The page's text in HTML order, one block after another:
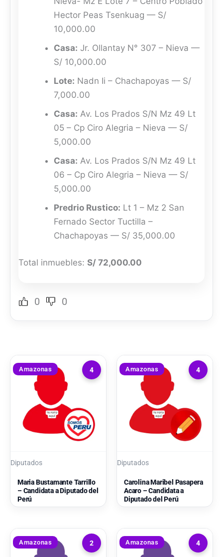
Hector Peas Tsenkuag — S/
10,000.00
Casa: Jr. Ollantay N° 307 – Nieva —
S/ 10,000.00
Lote: Nadn Ii – Chachapoyas — S/
7,000.00
Casa: Av. Los Prados S/N Mz 49 Lt
05 – Cp Ciro Alegria – Nieva — S/
5,000.00
Casa: Av. Los Prados S/N Mz 49 Lt
06 – Cp Ciro Alegria – Nieva — S/
5,000.00
Predrio Rustico: Lt 1 – Mz 2 San
Fernado Sector Tuctilla –
Chachapoyas — S/ 35,000.00
Total inmuebles: S/ 72,000.00
0 0
4
Amazonas
Diputados
Maria Bustamante Tarrillo
– Candidata a Diputado del
Perú
4
Amazonas
Diputados
Carolina Maribel Pasapera
Acaro – Candidata a
Diputado del Perú
2
Amazonas 4
Amazonas